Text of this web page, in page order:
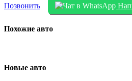
Позвонить
Похожие авто
Новые авто